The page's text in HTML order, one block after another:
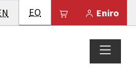
Eniro
Il tuo carrello
English
EO Esperanto